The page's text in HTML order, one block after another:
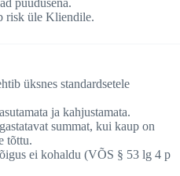
puudusena.
risk üle Kliendile.
üksnes standardsetele
ja kahjustamata.
summat, kui kaup on
tõttu.
ei kohaldu (VÕS § 53 lg 4 p